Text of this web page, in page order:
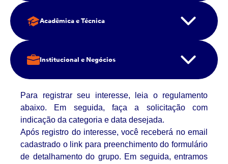
Acadêmica e Técnica
Institucional e Negócios
Para registrar seu interesse, leia o regulamento
abaixo. Em seguida, faça a solicitação com
indicação da categoria e data desejada.
Após registro do interesse, você receberá no email
cadastrado o link para preenchimento do formulário
de detalhamento do grupo. Em seguida, entramos